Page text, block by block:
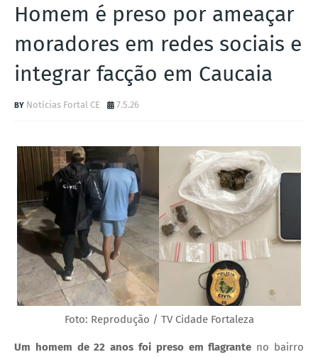
Homem é preso por ameaçar
moradores em redes sociais e
integrar facção em Caucaia
Notícias Fortal CE 7.5.26
Foto: Reprodução / TV Cidade Fortaleza
Um homem de 22 anos foi preso em flagrante no bairro